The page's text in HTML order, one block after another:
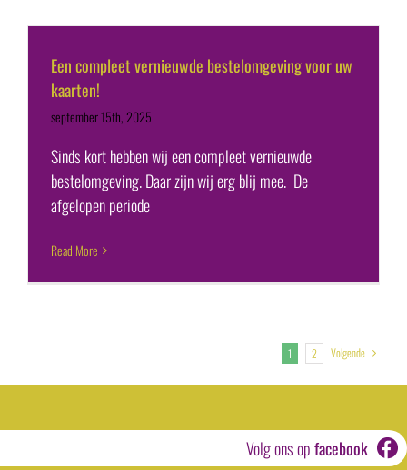
Een compleet vernieuwde bestelomgeving voor uw
kaarten!
september 15th, 2025
Sinds kort hebben wij een compleet vernieuwde
bestelomgeving. Daar zijn wij erg blij mee. De
afgelopen periode
Read More
1 2 Volgende
Volg ons opfacebook